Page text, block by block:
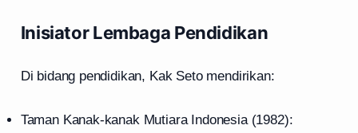
Inisiator Lembaga Pendidikan
Di bidang pendidikan, Kak Seto mendirikan:
Taman Kanak-kanak Mutiara Indonesia (1982):